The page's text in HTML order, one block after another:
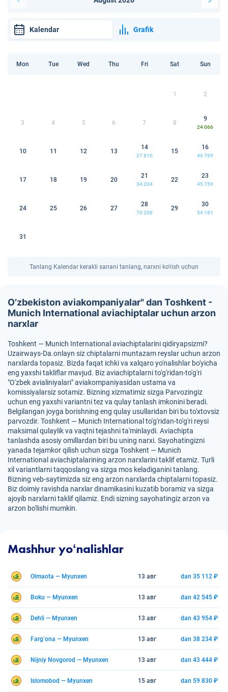
Kalendar Grafik
Mon Tue Wed Thu Fri Sat Sun
1 2
3 4 5 6 7 8
9
24 066
10 11 12 13
14
27 810
15
16
46 769
17 18 19 20
21
34 204
22
23
45 759
24 25 26 27
28
70 208
29
30
54 181
31
Tanlang Kalendar kerakli sanani tanlang, narxni ko'rish uchun
O’zbekiston aviakompaniyalar" dan Toshkent -
Munich International aviachiptalar uchun arzon
narxlar
Toshkent — Munich International aviachiptalarini qidiryapsizmi?
Uzairways-Da.onlayn siz chiptalarni muntazam reyslar uchun arzon
narxlarda topasiz. Bizda faqat ichki va xalqaro yo'nalishlar bo'yicha
eng yaxshi takliflar mavjud. Biz aviachiptalarni to'g'ridan-to'g'ri
"O'zbek avialiniyalari" aviakompaniyasidan ustama va
komissiyalarsiz sotamiz. Bizning xizmatimiz sizga Parvozingiz
uchun eng yaxshi variantni tez va qulay tanlash imkonini beradi.
Belgilangan joyga borishning eng qulay usullaridan biri bu to'xtovsiz
parvozdir. Toshkent — Munich International to'g'ridan-to'g'ri reysi
maksimal qulaylik va vaqtni tejashni ta'minlaydi. Aviachipta
tanlashda asosiy omillardan biri bu uning narxi. Sayohatingizni
yanada tejamkor qilish uchun sizga Toshkent — Munich
International aviachiptalarining arzon narxlarini taklif etamiz. Turli
xil variantlarni taqqoslang va sizga mos keladiganini tanlang.
Bizning veb-saytimizda siz eng arzon narxlarda chiptalarni topasiz.
Biz doimiy ravishda narxlar dinamikasini kuzatib boramiz va sizga
ajoyib narxlarni taklif qilamiz. Endi sizning sayohatingiz arzon va
arzon bo'lishi mumkin.
Mashhur yoʻnalishlar
Olmaota — Myunxen 13 авг dan 35 112 ₽
Boku — Myunxen 13 авг dan 42 545 ₽
Dehli — Myunxen 13 авг dan 43 954 ₽
Fargʻona — Myunxen 13 авг dan 38 234 ₽
Nijniy Novgorod — Myunxen 13 авг dan 43 444 ₽
Islomobod — Myunxen 15 авг dan 59 830 ₽